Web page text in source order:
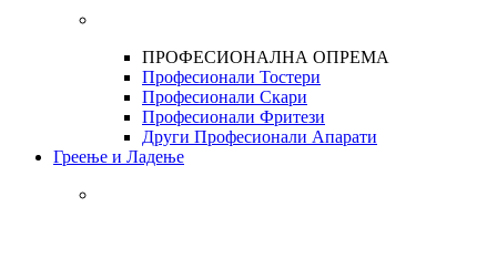
ПРОФЕСИОНАЛНА ОПРЕМА
Професионали Тостери
Професионали Скари
Професионали Фритези
Други Професионали Апарати
Греење и Ладење